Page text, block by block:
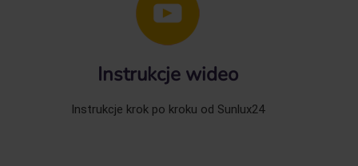
Instrukcje wideo
Instrukcje krok po kroku od Sunlux24